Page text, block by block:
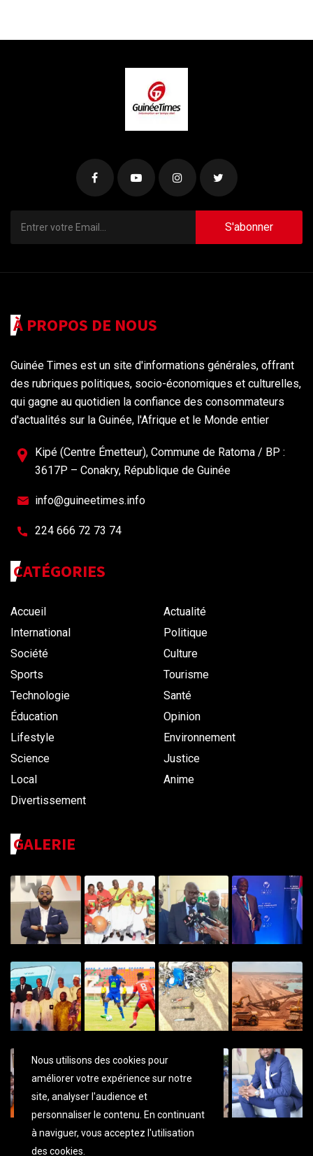
S'abonner
À PROPOS DE NOUS
Guinée Times est un site d'informations générales, offrant
des rubriques politiques, socio-économiques et culturelles,
qui gagne au quotidien la confiance des consommateurs
d'actualités sur la Guinée, l'Afrique et le Monde entier
Kipé (Centre Émetteur), Commune de Ratoma / BP :
3617P – Conakry, République de Guinée
info@guineetimes.info
224 666 72 73 74
CATÉGORIES
Accueil
Actualité
International
Politique
Société
Culture
Sports
Tourisme
Technologie
Santé
Éducation
Opinion
Lifestyle
Environnement
Science
Justice
Local
Anime
Divertissement
GALERIE
Nous utilisons des cookies pour
améliorer votre expérience sur notre
site, analyser l'audience et
personnaliser le contenu. En continuant
à naviguer, vous acceptez l'utilisation
des cookies.